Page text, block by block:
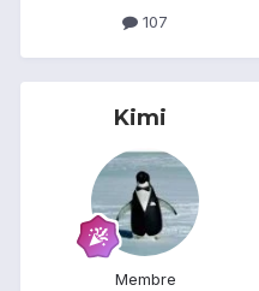
107
Kimi
Membre